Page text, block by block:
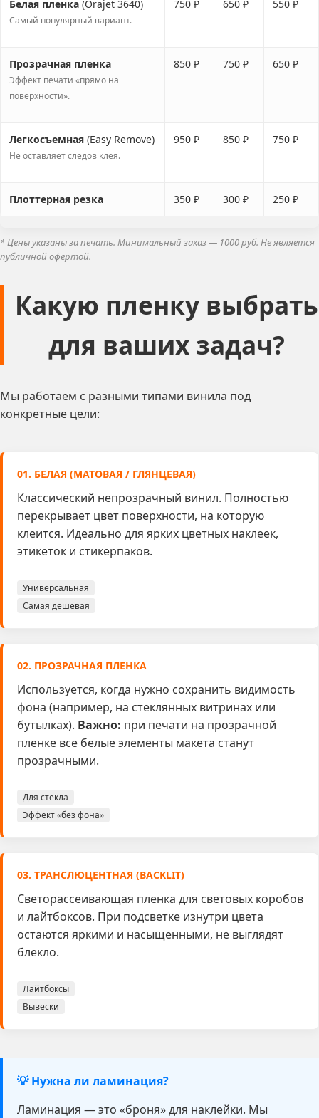
Белая пленка (Orajet 3640)
Самый популярный вариант.
750 ₽ 650 ₽ 550 ₽
Прозрачная пленка
Эффект печати «прямо на
поверхности».
850 ₽ 750 ₽ 650 ₽
Легкосъемная (Easy Remove)
Не оставляет следов клея.
950 ₽ 850 ₽ 750 ₽
Плоттерная резка 350 ₽ 300 ₽ 250 ₽
* Цены указаны за печать. Минимальный заказ — 1000 руб. Не является
публичной офертой.
Какую пленку выбрать
для ваших задач?
Мы работаем с разными типами винила под
конкретные цели:
01. БЕЛАЯ (МАТОВАЯ / ГЛЯНЦЕВАЯ)
Классический непрозрачный винил. Полностью
перекрывает цвет поверхности, на которую
клеится. Идеально для ярких цветных наклеек,
этикеток и стикерпаков.
Универсальная
Самая дешевая
02. ПРОЗРАЧНАЯ ПЛЕНКА
Используется, когда нужно сохранить видимость
фона (например, на стеклянных витринах или
бутылках). Важно: при печати на прозрачной
пленке все белые элементы макета станут
прозрачными.
Для стекла
Эффект «без фона»
03. ТРАНСЛЮЦЕНТНАЯ (BACKLIT)
Светорассеивающая пленка для световых коробов
и лайтбоксов. При подсветке изнутри цвета
остаются яркими и насыщенными, не выглядят
блекло.
Лайтбоксы
Вывески
💡 Нужна ли ламинация?
Ламинация — это «броня» для наклейки. Мы